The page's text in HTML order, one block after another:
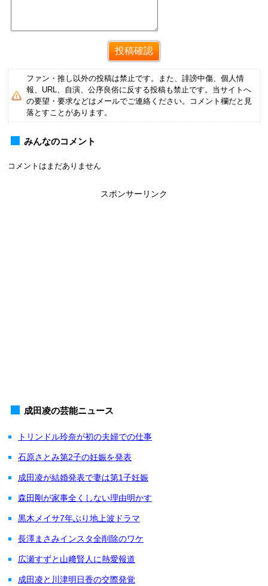
ファン・推し以外の投稿は禁止です。また、誹謗中傷、個人情
報、URL、自演、公序良俗に反する投稿も禁止です。当サイトへ
の要望・要求などはメールでご連絡ください。コメント欄だと見
落とすことがあります。
みんなのコメント
コメントはまだありません
スポンサーリンク
成田凌の芸能ニュース
トリンドル玲奈が初の夫婦での仕事
石原さとみ第2子の妊娠を発表
成田凌が結婚発表で妻は第1子妊娠
森田剛が家事全くしない理由明かす
黒木メイサ7年ぶり地上波ドラマ
長澤まさみインスタ全削除のワケ
広瀬すずと山﨑賢人に熱愛報道
成田凌と川津明日香の交際発覚